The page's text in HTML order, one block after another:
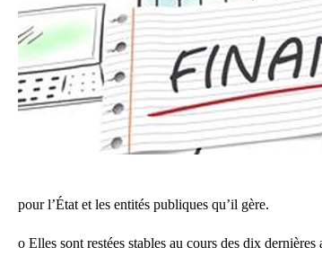
pour l’État et les entités publiques qu’il gère.
o Elles sont restées stables au cours des dix dernières